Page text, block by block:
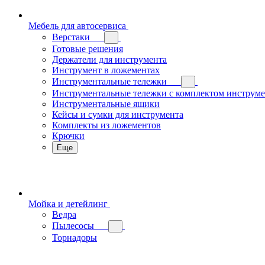
Мебель для автосервиса
Верстаки
Готовые решения
Держатели для инструмента
Инструмент в ложементах
Инструментальные тележки
Инструментальные тележки с комплектом
Инструментальные ящики
Кейсы и сумки для инструмента
Комплекты из ложементов
Крючки
Еще
Мойка и детейлинг
Ведра
Пылесосы
Торнадоры